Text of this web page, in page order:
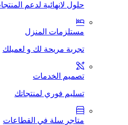
حلول لانهائية لدعم
مستلزمات المنزل
تجربة مريحة لك و لعميلك
تصميم الخدمات
تسليم فوري لمنتجاتك
متاجر سلة في القطاعات